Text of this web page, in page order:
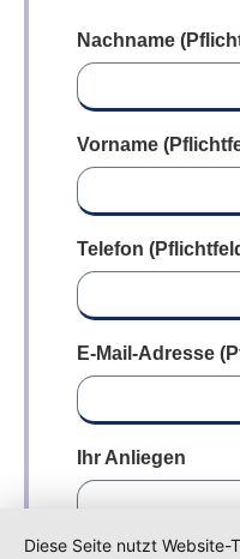
Nachname
Vorname
Telefon
E-Mail-Adresse
Ihr Anliegen
Diese Seite nutzt Website-